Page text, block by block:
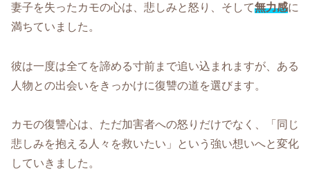
妻子を失ったカモの心は、悲しみと怒り、そして無力感に
満ちていました。
彼は一度は全てを諦める寸前まで追い込まれますが、ある
人物との出会いをきっかけに復讐の道を選びます。
カモの復讐心は、ただ加害者への怒りだけでなく、「同じ
悲しみを抱える人々を救いたい」という強い想いへと変化
していきました。